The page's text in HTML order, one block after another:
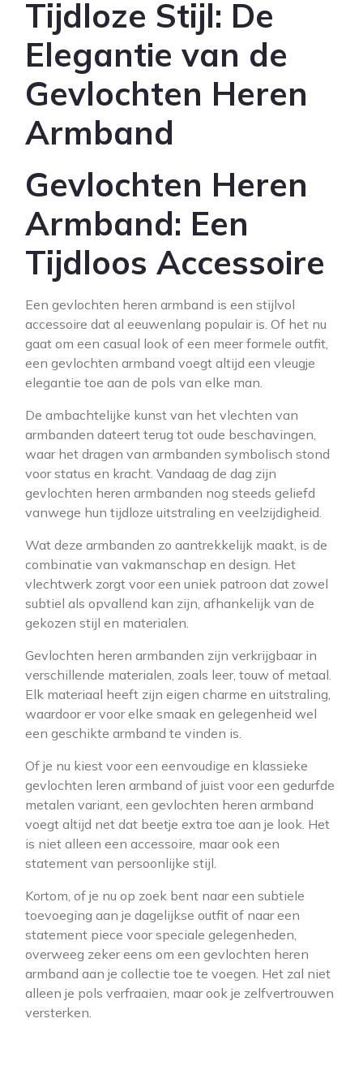
Tijdloze Stijl: De
Elegantie van de
Gevlochten Heren
Armband
Gevlochten Heren
Armband: Een
Tijdloos Accessoire
Een gevlochten heren armband is een stijlvol
accessoire dat al eeuwenlang populair is. Of het nu
gaat om een casual look of een meer formele outfit,
een gevlochten armband voegt altijd een vleugje
elegantie toe aan de pols van elke man.
De ambachtelijke kunst van het vlechten van
armbanden dateert terug tot oude beschavingen,
waar het dragen van armbanden symbolisch stond
voor status en kracht. Vandaag de dag zijn
gevlochten heren armbanden nog steeds geliefd
vanwege hun tijdloze uitstraling en veelzijdigheid.
Wat deze armbanden zo aantrekkelijk maakt, is de
combinatie van vakmanschap en design. Het
vlechtwerk zorgt voor een uniek patroon dat zowel
subtiel als opvallend kan zijn, afhankelijk van de
gekozen stijl en materialen.
Gevlochten heren armbanden zijn verkrijgbaar in
verschillende materialen, zoals leer, touw of metaal.
Elk materiaal heeft zijn eigen charme en uitstraling,
waardoor er voor elke smaak en gelegenheid wel
een geschikte armband te vinden is.
Of je nu kiest voor een eenvoudige en klassieke
gevlochten leren armband of juist voor een gedurfde
metalen variant, een gevlochten heren armband
voegt altijd net dat beetje extra toe aan je look. Het
is niet alleen een accessoire, maar ook een
statement van persoonlijke stijl.
Kortom, of je nu op zoek bent naar een subtiele
toevoeging aan je dagelijkse outfit of naar een
statement piece voor speciale gelegenheden,
overweeg zeker eens om een gevlochten heren
armband aan je collectie toe te voegen. Het zal niet
alleen je pols verfraaien, maar ook je zelfvertrouwen
versterken.